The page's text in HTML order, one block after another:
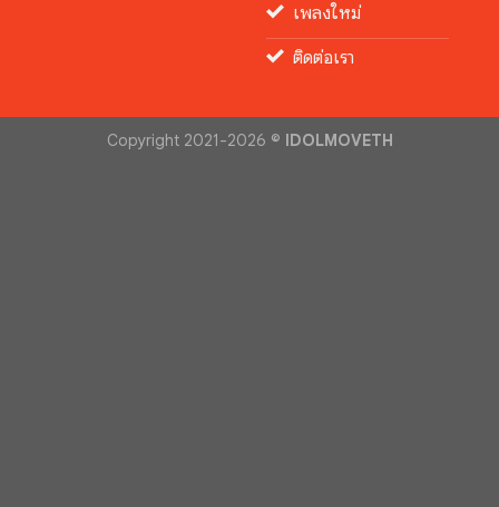
เพลงใหม่
ติดต่อเรา
Copyright 2021-2026 © IDOLMOVETH